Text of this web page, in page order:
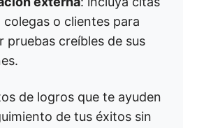
colegas o clientes para
pruebas creíbles de sus
de logros que te ayuden
de tus éxitos sin